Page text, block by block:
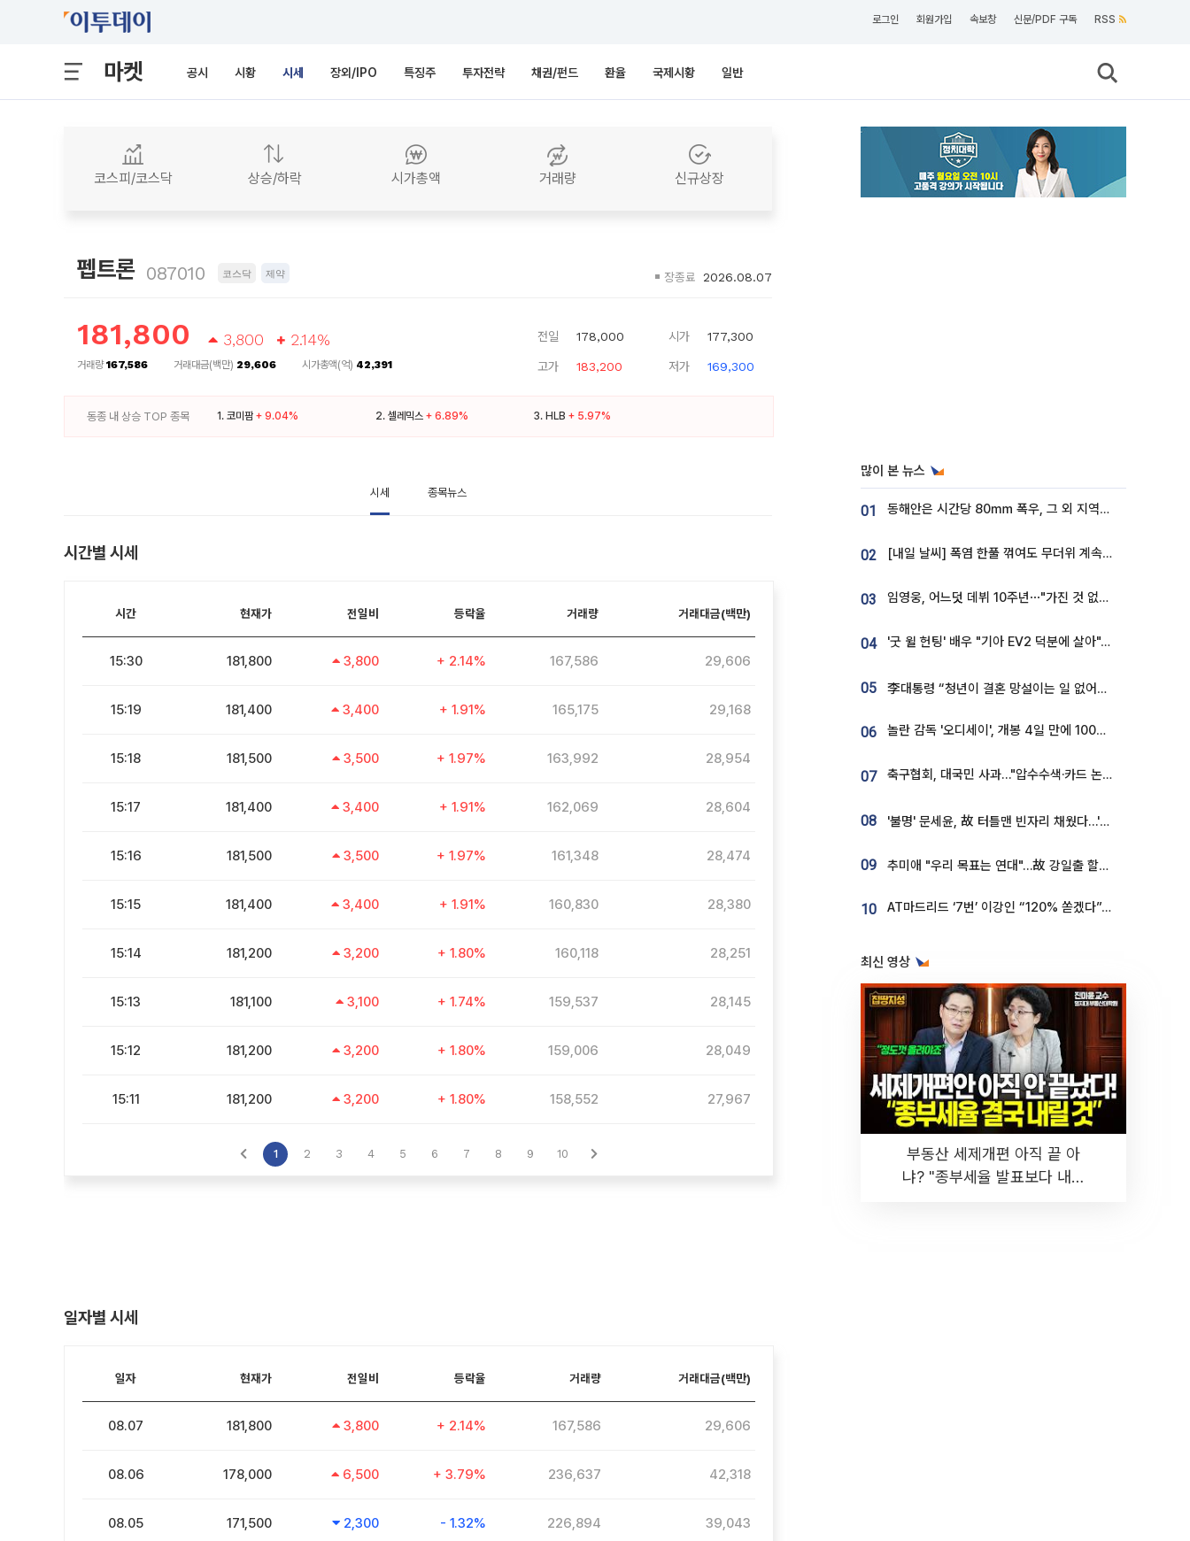
로그인 회원가입 속보창 신문/PDF 구독 RSS
마켓 공시 시황 시세 장외/IPO 특징주 투자전략 채권/펀드 환율 국제시황 일반
코스피/코스닥 상승/하락 시가총액 거래량 신규상장
펩트론 087010 코스닥 제약 장종료 2026.08.07
181,800 3,800 2.14%
거래량167,586 거래대금(백만) 29,606 시가총액(억) 42,391
전일 178,000
고가 183,200
시가 177,300
저가 169,300
동종 내 상승 TOP 종목 1. 코미팜 + 9.04% 2. 셀레믹스 + 6.89% 3. HLB + 5.97%
시세 종목뉴스
많이 본 뉴스
01 동해안은 시간당 80㎜ 폭우, 그 외 지역은 폭염…‘극과 극 날씨’
02 [내일 날씨] 폭염 한풀 꺾여도 무더위 계속⋯동해안 이틀 연속 비
03 임영웅, 어느덧 데뷔 10주년⋯"가진 것 없던 시절, 내 앞엔 20명의 팬뿐"
04 '굿 윌 헌팅' 배우 "기아 EV2 덕분에 살아"…교통사고 후 안전성 극찬
05 李대통령 “청년이 결혼 망설이는 일 없어야...제도상 불이익 조사”
06 놀란 감독 '오디세이', 개봉 4일 만에 100만 돌파⋯'왕사남' 보다 빠르다
07 축구협회, 대국민 사과…"압수수색·카드 논란 사죄, 강도 높은 쇄신"
08 '불명' 문세윤, 故 터틀맨 빈자리 채웠다…'거북이' 눈물의 최종 우승
09 추미애 "우리 목표는 연대"…故 강일출 할머니 흉상 제막
10 AT마드리드 ‘7번’ 이강인 “120% 쏟겠다”⋯시메오네 감독 “필요한 선수”
최신 영상
부동산 세제개편 아직 끝 아
냐? "종부세율 발표보다 내릴